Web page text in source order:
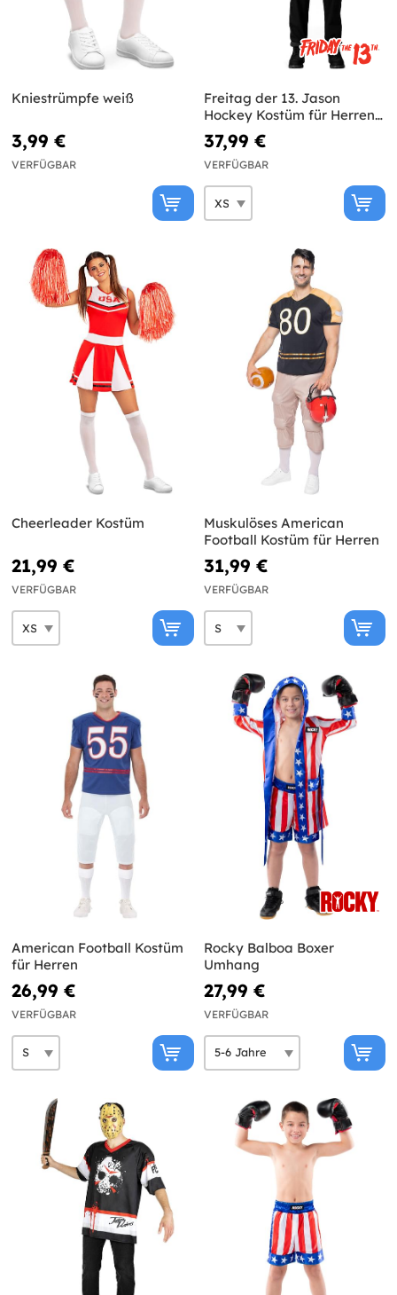
Kniestrümpfe weiß
3,99 €
VERFÜGBAR
Freitag der 13. Jason
Hockey Kostüm für Herren
mit Machete
37,99 €
VERFÜGBAR
Cheerleader Kostüm
21,99 €
VERFÜGBAR
Muskulöses American
Football Kostüm für Herren
31,99 €
VERFÜGBAR
American Football Kostüm
für Herren
26,99 €
VERFÜGBAR
Rocky Balboa Boxer
Umhang
27,99 €
VERFÜGBAR